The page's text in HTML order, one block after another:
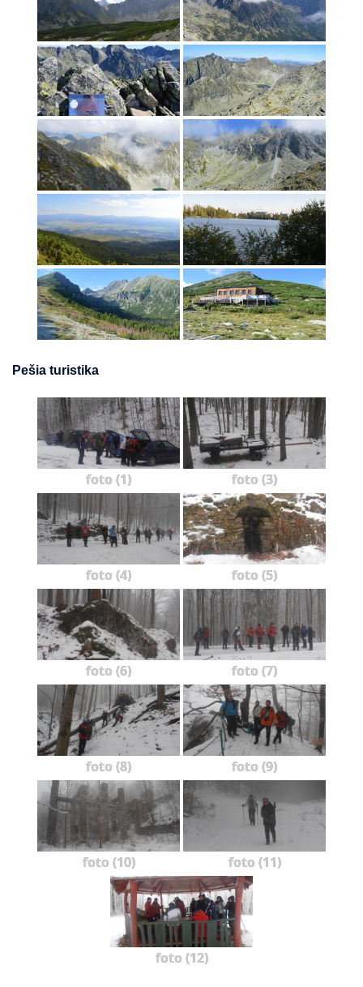
Pešia turistika
foto (1) foto (3)
foto (4) foto (5)
foto (6) foto (7)
foto (8) foto (9)
foto (10) foto (11)
foto (12)